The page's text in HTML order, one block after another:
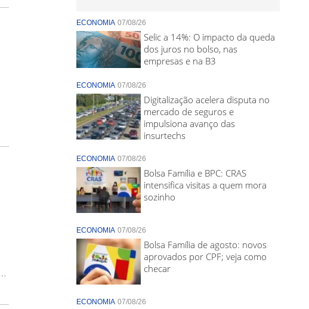
ECONOMIA 07/08/26
Selic a 14%: O impacto da queda
dos juros no bolso, nas
empresas e na B3
ECONOMIA 07/08/26
Digitalização acelera disputa no
mercado de seguros e
impulsiona avanço das
insurtechs
ECONOMIA 07/08/26
Bolsa Família e BPC: CRAS
intensifica visitas a quem mora
sozinho
ECONOMIA 07/08/26
Bolsa Família de agosto: novos
aprovados por CPF; veja como
checar
ECONOMIA 07/08/26